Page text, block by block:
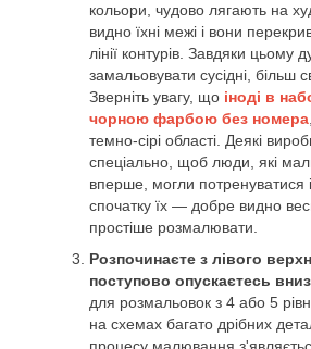
кольори, чудово лягають на
видно їхні межі і вони
лінії контурів. Завдяки цьому
замальовувати сусідні, більш
Зверніть увагу, що іноді в
чорною фарбою без номера
темно-сірі області. Деякі
спеціально, щоб люди, які
вперше, могли потренуватися
спочатку їх — добре видно
простіше розмалювати.
Розпочинаєте з лівого
поступово опускаєтесь
для розмальовок з 4 або 5
на схемах багато дрібних
процесу малювання